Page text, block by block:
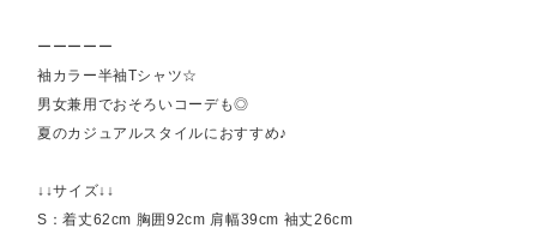
ーーーーー
袖カラー半袖Tシャツ☆
男女兼用でおそろいコーデも◎
夏のカジュアルスタイルにおすすめ♪
↓↓サイズ↓↓
S：着丈62cm 胸囲92cm 肩幅39cm 袖丈26cm